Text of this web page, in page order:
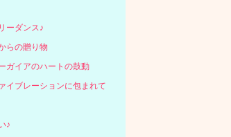
ーダンス♪
らの贈り物
ガイアのハートの鼓動
イブレーションに包まれて
♪